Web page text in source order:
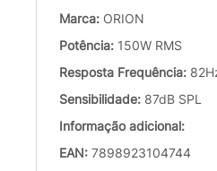
Marca: ORION
Potência: 150W RMS
Resposta Frequência:
Sensibilidade: 87dB SPL
Informação adicional:
EAN: 7898923104744